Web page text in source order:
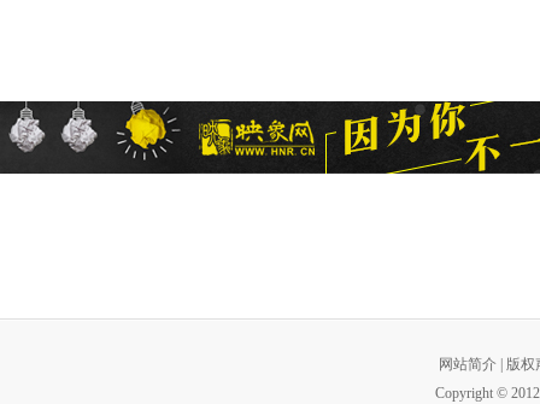
网站简介
版权
Copyright ©